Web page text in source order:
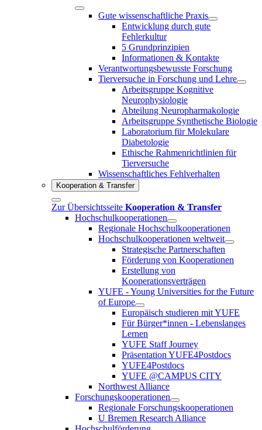
Gute wissenschaftliche Praxis
Entwicklung durch gute
Fehlerkultur
5 Grundprinzipien
Informationen & Kontakte
Verantwortungsbewusste Forschung
Tierversuche in Forschung und Lehre
Arbeitsgruppe Kognitive
Neurophysiologie
Abteilung Neuropharmakologie
Arbeitsgruppe Synthetische Biologie
Laboratorium für Molekulare
Diabetologie
Ethische Rahmenrichtlinien für
Tierversuche
Wissenschaftliches Fehlverhalten
Kooperation & Transfer
Zur Übersichtsseite Kooperation & Transfer
Hochschulkooperationen
Regionale Hochschulkooperationen
Hochschulkooperationen weltweit
Strategische Partnerschaften
Förderung von Kooperationen
Erstellung von
Kooperationsverträgen
YUFE - Young Universities for the Future
of Europe
Europäisch studieren mit YUFE
Für Bürger*innen - Lebenslanges
Lernen
YUFE Staff Journey
Präsentation YUFE4Postdocs
YUFE4Postdocs
YUFE @CAMPUS CITY
Northwest Alliance
Forschungskooperationen
Regionale Forschungskooperationen
U Bremen Research Alliance